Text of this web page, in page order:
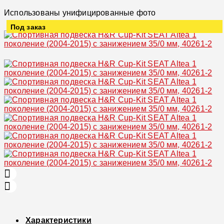
Использованы унифицированные фото
Под заказ
Характеристики